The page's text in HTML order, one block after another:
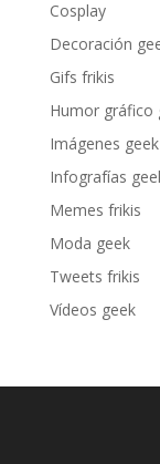
Cosplay
Decoración
Gifs frikis
Humor gráfico
Imágenes geek
Infografías
Memes frikis
Moda geek
Tweets frikis
Vídeos geek